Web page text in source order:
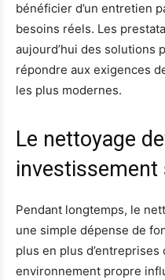
bénéficier d’un entretien
besoins réels. Les
aujourd’hui des solutions
répondre aux exigences
les plus modernes.
Le nettoyage
investissement
Pendant longtemps, le
une simple dépense de
plus en plus d’entreprises
environnement propre